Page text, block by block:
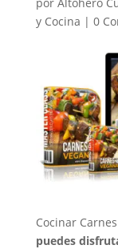
por Altohero
y Cocina | 0
Cocinar
puedes